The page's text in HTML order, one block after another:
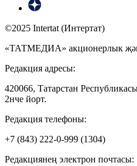
©2025 Intertat (Интертат)
«ТАТМЕДИА» акционерлык
Редакция адресы:
420066, Татарстан
2нче йорт.
Редакция телефоны:
+7 (843) 222-0-999 (1304)
Редакциянең электрон почтасы: